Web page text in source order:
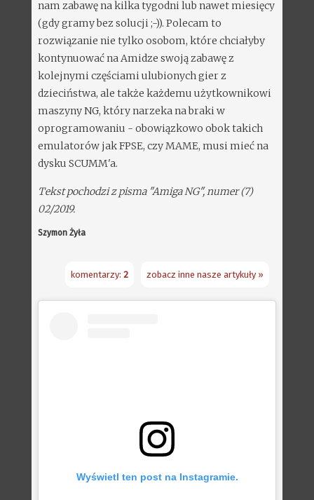
nam zabawę na kilka tygodni lub nawet miesięcy
(gdy gramy bez solucji ;-)). Polecam to
rozwiązanie nie tylko osobom, które chciałyby
kontynuować na Amidze swoją zabawę z
kolejnymi częściami ulubionych gier z
dzieciństwa, ale także każdemu użytkownikowi
maszyny NG, który narzeka na braki w
oprogramowaniu - obowiązkowo obok takich
emulatorów jak FPSE, czy MAME, musi mieć na
dysku SCUMM'a.
Tekst pochodzi z pisma "Amiga NG", numer (7)
02/2019.
Szymon Żyła
zobacz inne nasze artykuły »
komentarzy: 2
Wyświetl ten post na Instagramie.